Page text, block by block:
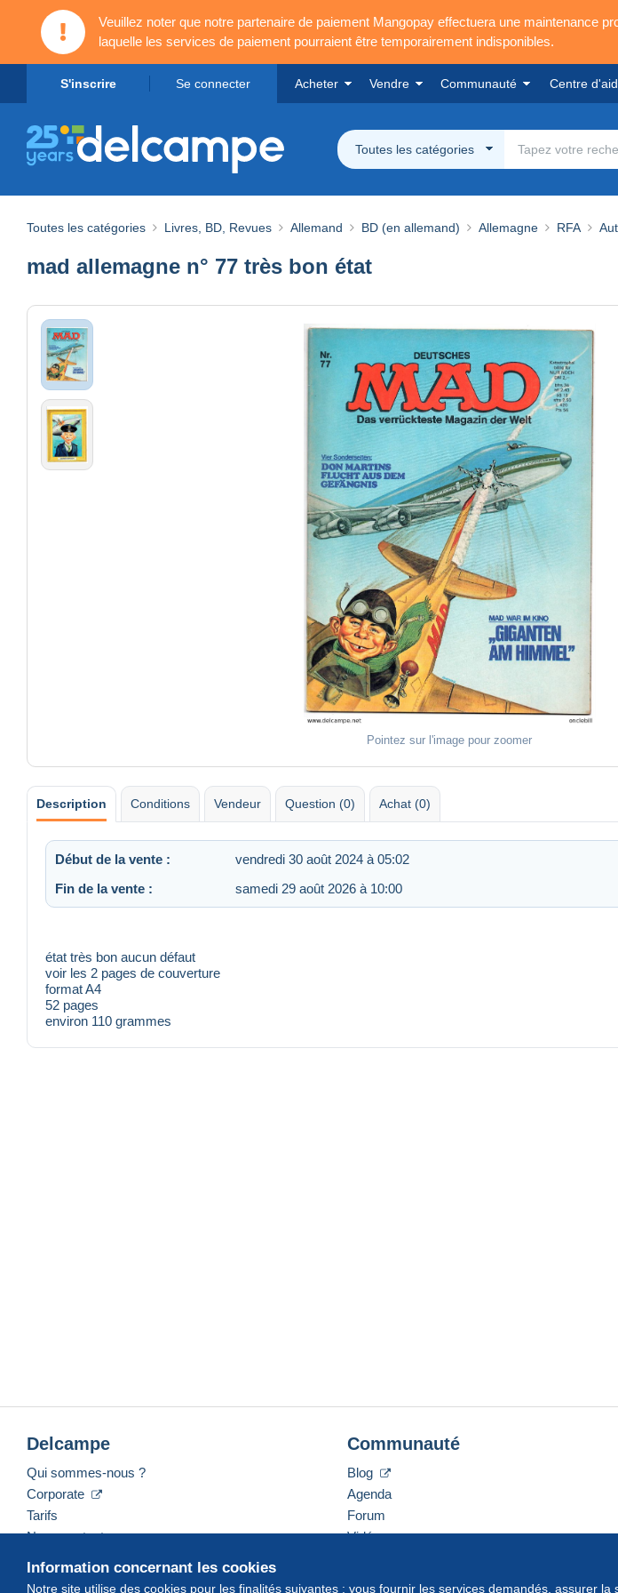
Veuillez noter que notre partenaire de paiement Mangopay effectuera une maintenance
laquelle les services de paiement pourraient être temporairement indisponibles.
S'inscrire Se connecter Acheter Vendre Communauté Centre
Toutes les catégories
Toutes les catégories Livres, BD, Revues Allemand BD (en allemand) Allemagne RFA
mad allemagne n° 77 très bon état
Pointez sur l'image pour zoomer
Description Conditions Vendeur Question (0) Achat (0)
Début de la vente : vendredi 30 août 2024 à 05:02
Fin de la vente :
samedi 29 août 2026 à 10:00
état très bon aucun défaut
voir les 2 pages de couverture
format A4
52 pages
environ 110 grammes
Information concernant les cookies
Notre site utilise des cookies pour les finalités suivantes : vous fournir les services demandés, assurer la
Delcampe
Qui sommes-nous ?
Corporate
Tarifs
Nous contacter
Communauté
Blog
Agenda
Forum
Vidéos